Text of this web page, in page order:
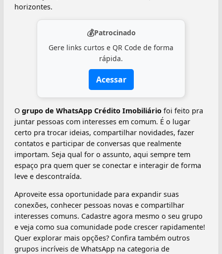
horizontes.
💰Patrocinado
Gere links curtos e QR Code de forma
rápida.
Acessar
O grupo de WhatsApp Crédito Imobiliário foi feito pra
juntar pessoas com interesses em comum. É o lugar
certo pra trocar ideias, compartilhar novidades, fazer
contatos e participar de conversas que realmente
importam. Seja qual for o assunto, aqui sempre tem
espaço pra quem quer se conectar e interagir de forma
leve e descontraída.
Aproveite essa oportunidade para expandir suas
conexões, conhecer pessoas novas e compartilhar
interesses comuns. Cadastre agora mesmo o seu grupo
e veja como sua comunidade pode crescer rapidamente!
Quer explorar mais opções? Confira também outros
grupos incríveis de WhatsApp na categoria de